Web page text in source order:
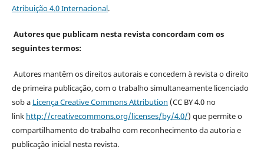
Atribuição 4.0 Internacional.
Autores que publicam nesta revista concordam com os
seguintes termos:
Autores mantêm os direitos autorais e concedem à revista o direito
de primeira publicação, com o trabalho simultaneamente licenciado
sob a Licença Creative Commons Attribution (CC BY 4.0 no
link http://creativecommons.org/licenses/by/4.0/) que permite o
compartilhamento do trabalho com reconhecimento da autoria e
publicação inicial nesta revista.